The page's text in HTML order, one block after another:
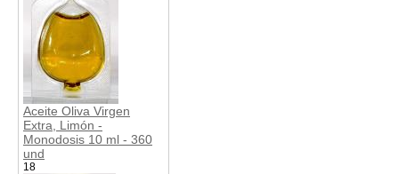
Aceite Oliva Virgen
Extra, Limón -
Monodosis 10 ml - 360
und
18